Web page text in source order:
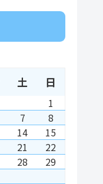
土 日
1
7
8
14
15
21
22
28
29